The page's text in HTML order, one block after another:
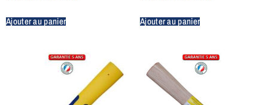
Ajouter au panier Ajouter au panier